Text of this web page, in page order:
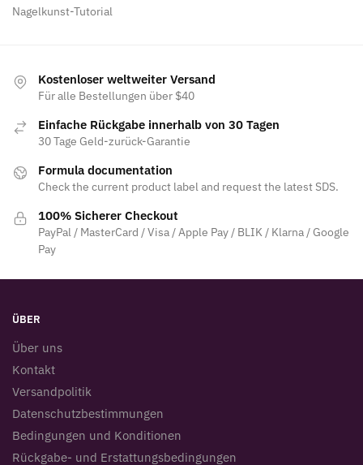
Nagelkunst-Tutorial
Kostenloser weltweiter Versand
Für alle Bestellungen über $40
Einfache Rückgabe innerhalb von 30 Tagen
30 Tage Geld-zurück-Garantie
Formula documentation
Check the current product label and request the latest SDS.
100% Sicherer Checkout
PayPal / MasterCard / Visa / Apple Pay / BLIK / Klarna / Google
Pay
ÜBER
Über uns
Kontakt
Versandpolitik
Datenschutzbestimmungen
Bedingungen und Konditionen
Rückgabe- und Erstattungsbedingungen